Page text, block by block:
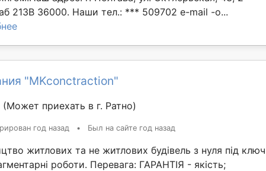
213В 36000. Наши тел.: *** 509702 e-mail -o...
"MKconctraction"
(Может приехать в г. Ратно)
год назад • Был на сайте год назад
житлових та не житлових будівель з нуля під ключ
роботи. Перевага: ГАРАНТІЯ - якість;